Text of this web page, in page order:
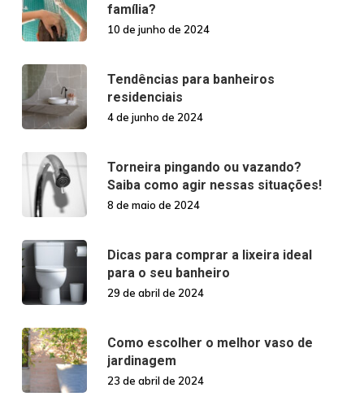
família?
10 de junho de 2024
Tendências para banheiros
residenciais
4 de junho de 2024
Torneira pingando ou vazando?
Saiba como agir nessas situações!
8 de maio de 2024
Dicas para comprar a lixeira ideal
para o seu banheiro
29 de abril de 2024
Como escolher o melhor vaso de
jardinagem
23 de abril de 2024